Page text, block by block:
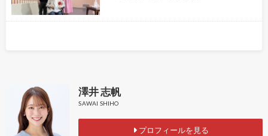
澤井 志帆
SAWAI SHIHO
プロフィールを見る